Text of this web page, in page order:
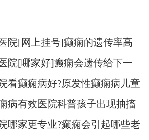
院[网上挂号]癫痫的遗传率高
院[哪家好]癫痫会遗传给下一
看癫痫病好?原发性癫痫病儿童
?病有效医院科普孩子出现抽搐
!哪家更专业?癫痫会引起哪些老